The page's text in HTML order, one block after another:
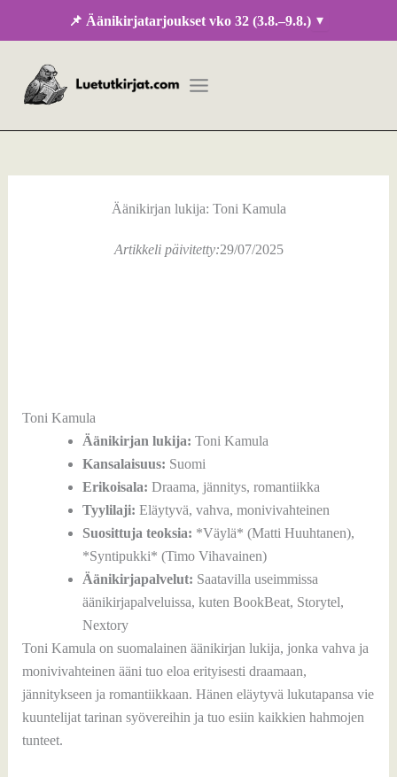
📌 Äänikirjatarjoukset vko 32 (3.8.–9.8.) ▾
Äänikirjan lukija: Toni Kamula
Artikkeli päivitetty:29/07/2025
Toni Kamula
Äänikirjan lukija: Toni Kamula
Kansalaisuus: Suomi
Erikoisala: Draama, jännitys, romantiikka
Tyylilaji: Eläytyvä, vahva, monivivahteinen
Suosittuja teoksia: *Väylä* (Matti Huuhtanen),
*Syntipukki* (Timo Vihavainen)
Äänikirjapalvelut: Saatavilla useimmissa
äänikirjapalveluissa, kuten BookBeat, Storytel,
Nextory
Toni Kamula on suomalainen äänikirjan lukija, jonka vahva ja
monivivahteinen ääni tuo eloa erityisesti draamaan,
jännitykseen ja romantiikkaan. Hänen eläytyvä lukutapansa vie
kuuntelijat tarinan syövereihin ja tuo esiin kaikkien hahmojen
tunteet.